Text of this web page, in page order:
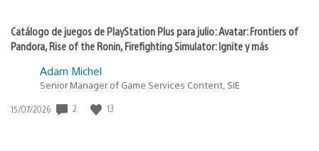
Catálogo de juegos de PlayStation Plus para julio: Avatar: Frontiers of
Pandora, Rise of the Ronin, Firefighting Simulator: Ignite y más
Adam Michel
Senior Manager of Game Services Content, SIE
Fecha
15/07/2026 2 13